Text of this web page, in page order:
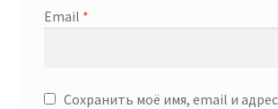
Email *
Сохранить моё имя, email и